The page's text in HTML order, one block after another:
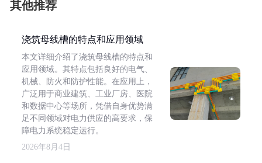
其他推荐
浇筑母线槽的特点和应用领域
本文详细介绍了浇筑母线槽的特点和
应用领域。其特点包括良好的电气、
机械、防火和防护性能。在应用上，
广泛用于商业建筑、工业厂房、医院
和数据中心等场所，凭借自身优势满
足不同领域对电力供应的高要求，保
障电力系统稳定运行。
2026年8月4日